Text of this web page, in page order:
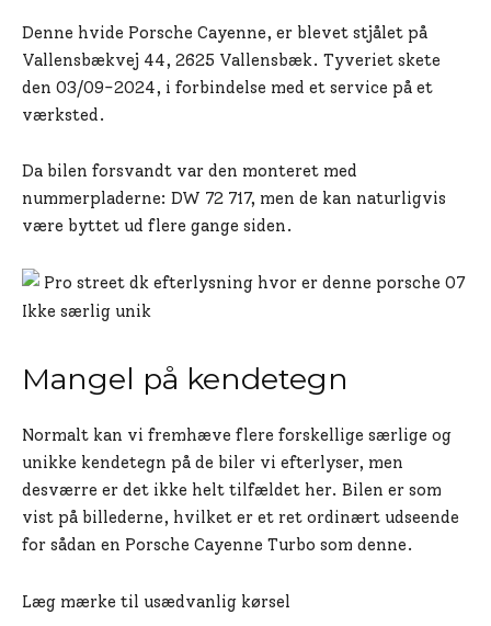
Denne hvide Porsche Cayenne, er blevet stjålet på
Vallensbækvej 44, 2625 Vallensbæk. Tyveriet skete
den 03/09-2024, i forbindelse med et service på et
værksted.
Da bilen forsvandt var den monteret med
nummerpladerne: DW 72 717, men de kan naturligvis
være byttet ud flere gange siden.
Ikke særlig unik
Mangel på kendetegn
Normalt kan vi fremhæve flere forskellige særlige og
unikke kendetegn på de biler vi efterlyser, men
desværre er det ikke helt tilfældet her. Bilen er som
vist på billederne, hvilket er et ret ordinært udseende
for sådan en Porsche Cayenne Turbo som denne.
Læg mærke til usædvanlig kørsel